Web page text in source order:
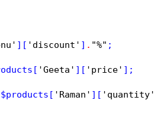
][ 'discount' ] . "%"
[ 'Geeta' ][ 'price'
$products [ 'Raman' ][ 'quantity'